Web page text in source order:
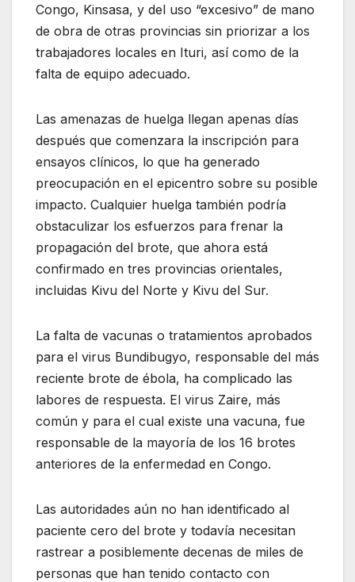
Congo, Kinsasa, y del uso “excesivo” de mano
de obra de otras provincias sin priorizar a los
trabajadores locales en Ituri, así como de la
falta de equipo adecuado.
Las amenazas de huelga llegan apenas días
después que comenzara la inscripción para
ensayos clínicos, lo que ha generado
preocupación en el epicentro sobre su posible
impacto. Cualquier huelga también podría
obstaculizar los esfuerzos para frenar la
propagación del brote, que ahora está
confirmado en tres provincias orientales,
incluidas Kivu del Norte y Kivu del Sur.
La falta de vacunas o tratamientos aprobados
para el virus Bundibugyo, responsable del más
reciente brote de ébola, ha complicado las
labores de respuesta. El virus Zaire, más
común y para el cual existe una vacuna, fue
responsable de la mayoría de los 16 brotes
anteriores de la enfermedad en Congo.
Las autoridades aún no han identificado al
paciente cero del brote y todavía necesitan
rastrear a posiblemente decenas de miles de
personas que han tenido contacto con